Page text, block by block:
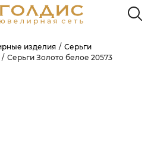
изделия
Серьги
Серьги Золото белое 20573